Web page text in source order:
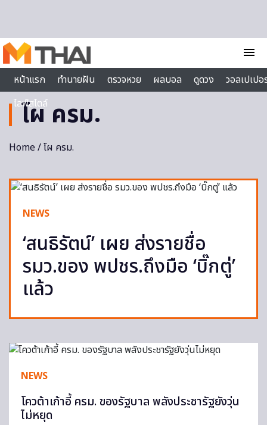
menu
หน้าแรก
ทำนายฝัน ตรวจหวย ผลบอล ดูดวง
วอลเปเป
ไลฟ์สไตล์
โผ ครม.
Home/ โผ ครม.
NEWS
‘สนธิรัตน์’ เผย ส่งรายชื่อ
รมว.ของ พปชร.ถึงมือ ‘บิ๊กตู่’
แล้ว
NEWS
โควต้าเก้าอี้ ครม. ของรัฐบาล พลังประชารัฐยังวุ่น
ไม่หยุด